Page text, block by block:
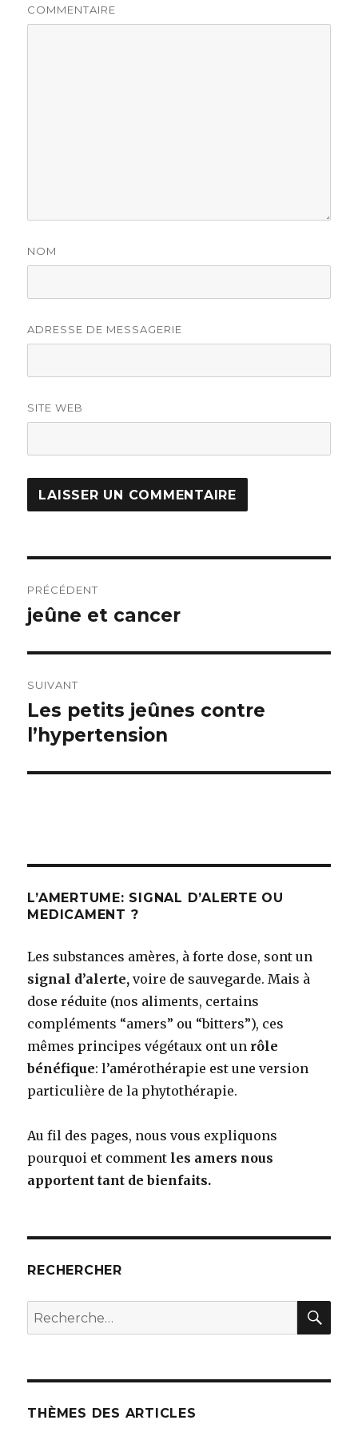
COMMENTAIRE
NOM
ADRESSE DE MESSAGERIE
SITE WEB
de
PRÉCÉDENT
Article
jeûne et cancer
SUIVANT
Article
suivant :
Les petits jeûnes contre
l’hypertension
L’AMERTUME: SIGNAL D’ALERTE OU
MEDICAMENT ?
Les substances amères, à forte dose, sont un
signal d’alerte, voire de sauvegarde. Mais à
dose réduite (nos aliments, certains
compléments “amers” ou “bitters”), ces
mêmes principes végétaux ont un rôle
bénéfique: l’amérothérapie est une version
particulière de la phytothérapie.
Au fil des pages, nous vous expliquons
pourquoi et comment les amers nous
apportent tant de bienfaits.
RECHERCHER
Recherche
pour
THÈMES DES ARTICLES